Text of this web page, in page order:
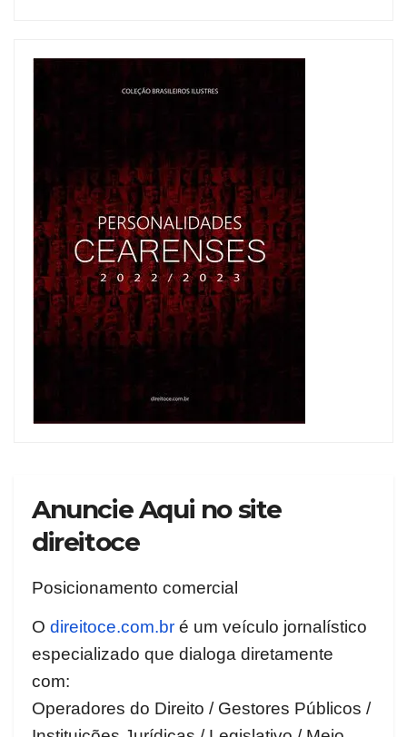
Anuncie Aqui no site
direitoce
Posicionamento comercial
O direitoce.com.br é um veículo jornalístico
especializado que dialoga diretamente
com:
Operadores do Direito / Gestores Públicos /